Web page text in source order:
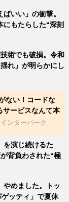
ばいい」の衝撃。
にもたらした“深刻
術でも破損。令和
れ」が明らかにし
ない！コードな
サービスなんて本
ンターパーク
を演じ続けるた
背負わされた“極
やめました。トッ
ッティ」で夏休